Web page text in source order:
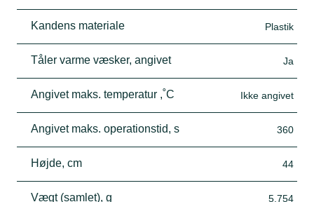
Kandens materiale Plastik
Tåler varme væsker, angivet Ja
Angivet maks. temperatur ,˚C Ikke angivet
Angivet maks. operationstid, s 360
Højde, cm 44
Vægt (samlet), g 5.754